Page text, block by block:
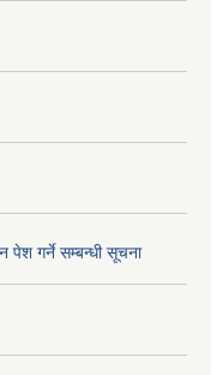
पेश गर्ने सम्बन्धी सूचना